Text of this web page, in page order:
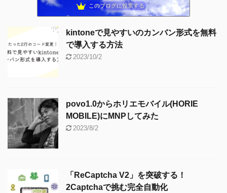
このブログに投票する
kintoneで見やすいのカンバン形式を無料
で導入する方法
2023/10/2
povo1.0からホリエモバイル(HORIE
MOBILE)にMNPしてみた
2023/8/2
「ReCaptcha V2」を突破する！
2Captchaで挑む完全自動化